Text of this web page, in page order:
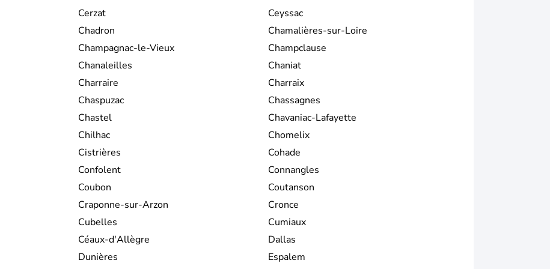
Cerzat
Ceyssac
Chadron
Chamalières-sur-Loire
Champagnac-le-Vieux
Champclause
Chanaleilles
Chaniat
Charraire
Charraix
Chaspuzac
Chassagnes
Chastel
Chavaniac-Lafayette
Chilhac
Chomelix
Cistrières
Cohade
Confolent
Connangles
Coubon
Coutanson
Craponne-sur-Arzon
Cronce
Cubelles
Cumiaux
Céaux-d'Allègre
Dallas
Dunières
Espalem